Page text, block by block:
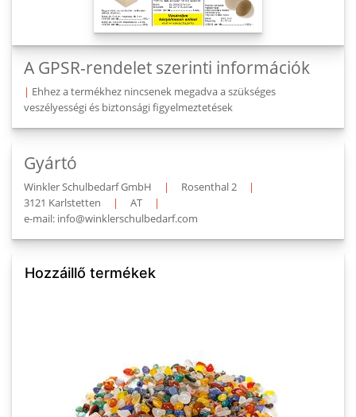
A GPSR-rendelet szerinti információk
| Ehhez a termékhez nincsenek megadva a szükséges
veszélyességi és biztonsági figyelmeztetések
Gyártó
Winkler Schulbedarf GmbH | Rosenthal 2
|
3121 Karlstetten
| AT
|
e-mail: info@winklerschulbedarf.com
Hozzáillő termékek